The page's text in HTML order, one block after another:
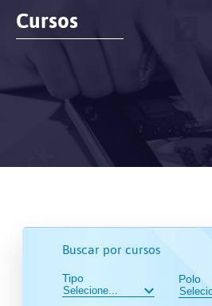
Cursos
Buscar por cursos
Tipo Polo